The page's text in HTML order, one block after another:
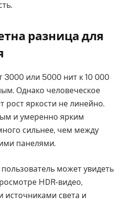
разница для
3000 или 5000 нит к 10 000
Однако человеческое
рост яркости не линейно.
и умеренно ярким
сильнее, чем между
панелями.
может увидеть
HDR-видео,
источниками света и